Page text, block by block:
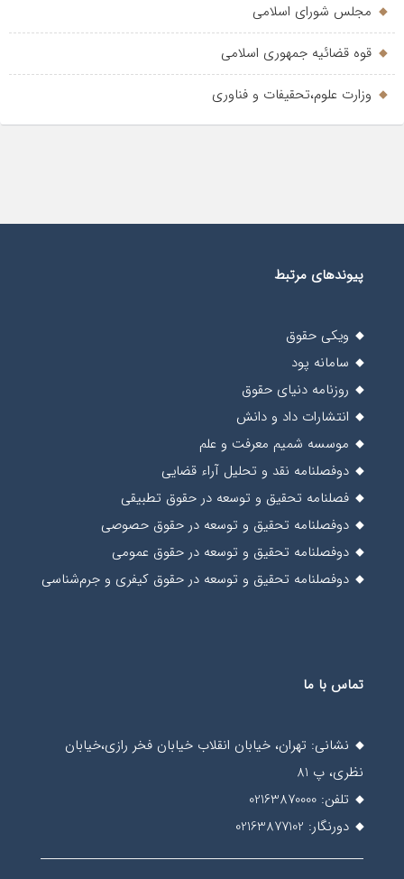
مجلس شورای اسلامی
قوه قضائیه جمهوری اسلامی
وزارت علوم،تحقیفات و فناوری
پیوندهای مرتبط
ویکی حقوق
سامانه پود
روزنامه دنیای حقوق
انتشارات داد و دانش
موسسه شمیم معرفت و علم
دوفصلنامه نقد و تحلیل آراء قضایی
فصلنامه تحقیق و توسعه در حقوق تطبیقی
دوفصلنامه تحقیق و توسعه در حقوق حصوصی
دوفصلنامه تحقیق و توسعه در حقوق عمومی
دوفصلنامه تحقیق و توسعه در حقوق کیفری و جرم‌شناسی
تماس با ما
نشانی: تهران، خیابان انقلاب خیابان فخر رازی،خیابان
نظری، پ 81
تلفن: 02163870000
دورنگار: 02163877102